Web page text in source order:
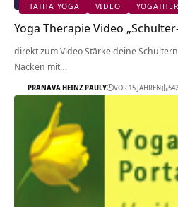
HATHA YOGA VIDEO
Yoga Therapie Video
direkt zum Video Stärke deine
Nacken mit…
PRANAVA HEINZ PAULY VOR 15 JAHREN